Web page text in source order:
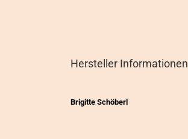
Hersteller Informationen
Brigitte Schöberl